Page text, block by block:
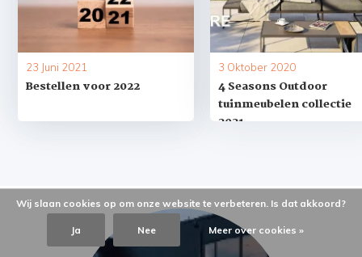
23 Juni 2021
Bestellen voor 2022
3 Oktober 2020
4 Seasons Outdoor
tuinmeubelen collectie
2021
Wij slaan cookies op om onze website te verbeteren. Is dat akkoord?
Ja Nee Meer over cookies »